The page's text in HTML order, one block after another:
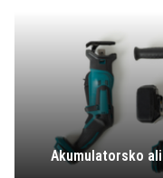
Akumulatorsko